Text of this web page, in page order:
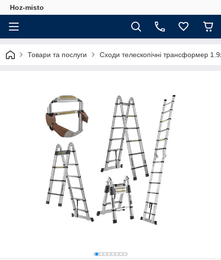
Hoz-misto
Товари та послуги Сходи телескопічні трансформер